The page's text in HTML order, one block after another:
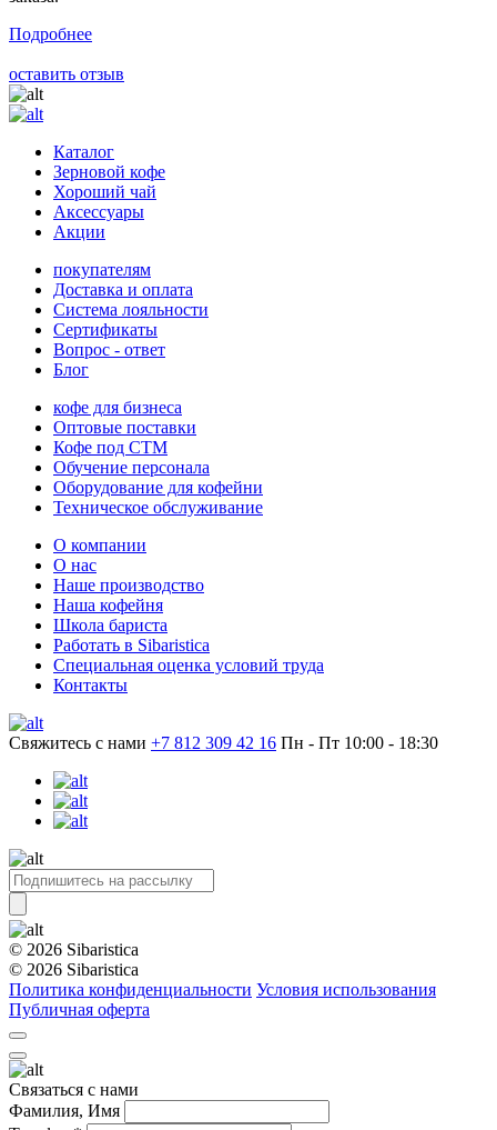
Подробнее
оставить отзыв
Каталог
Зерновой кофе
Хороший чай
Аксессуары
Акции
покупателям
Доставка и оплата
Система лояльности
Сертификаты
Вопрос - ответ
Блог
кофе для бизнеса
Оптовые поставки
Кофе под СТМ
Обучение персонала
Оборудование для кофейни
Техническое обслуживание
О компании
О нас
Наше производство
Наша кофейня
Школа бариста
Работать в Sibaristica
Специальная оценка условий труда
Контакты
Свяжитесь с нами +7 812 309 42 16 Пн - Пт 10:00 - 18:30
© 2026 Sibaristica
© 2026 Sibaristica
Политика конфиденциальности Условия использования
Публичная оферта
Связаться с нами
Фамилия, Имя